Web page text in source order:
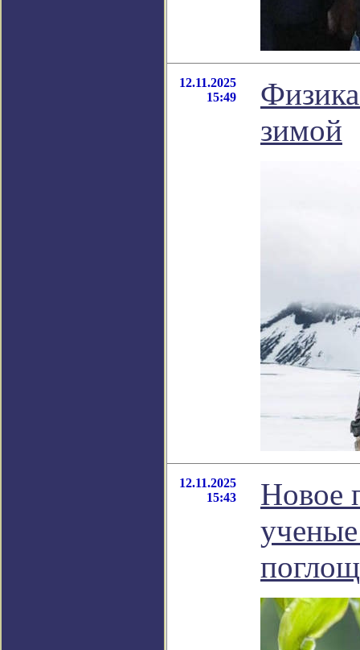
12.11.2025
15:49
зимой
12.11.2025
15:43
Новое